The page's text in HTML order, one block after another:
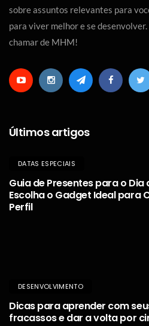
sobre assuntos relevantes para
para viver melhor e se
chamar de MHM!
Últimos artigos
DATAS ESPECIAIS
Guia de Presentes para o Dia
Escolha o Gadget Ideal para
Perfil
DESENVOLVIMENTO
Dicas para aprender com
fracassos e dar a volta por